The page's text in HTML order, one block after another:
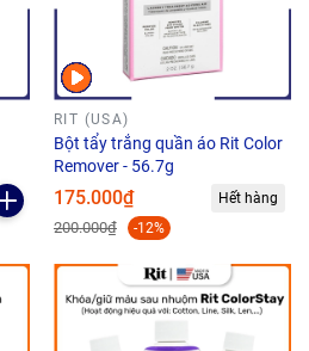
RIT (USA)
Bột tẩy trắng quần áo Rit Color
Remover - 56.7g
175.000₫
200.000₫ -12%
Hết hàng